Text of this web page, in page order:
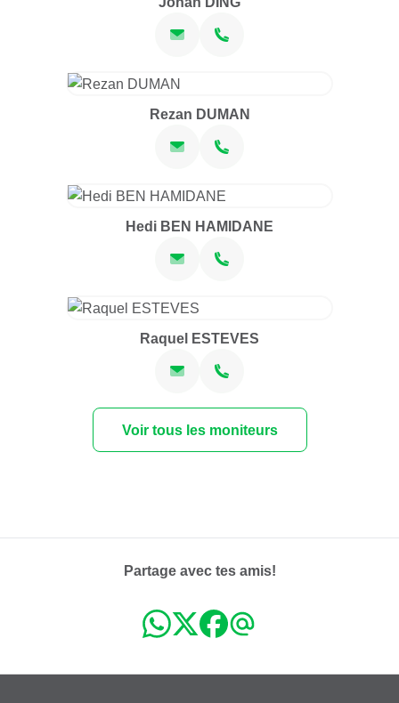
Rezan DUMAN
Hedi BEN HAMIDANE
Raquel ESTEVES
Voir tous les moniteurs
Partage avec tes amis!